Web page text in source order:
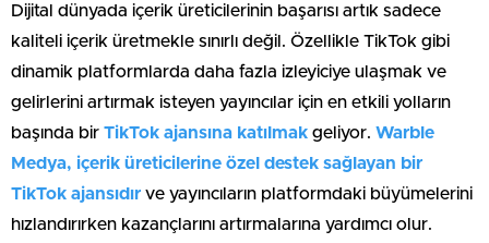
Dijital dünyada içerik üreticilerinin başarısı artık sadece
kaliteli içerik üretmekle sınırlı değil. Özellikle TikTok gibi
dinamik platformlarda daha fazla izleyiciye ulaşmak ve
gelirlerini artırmak isteyen yayıncılar için en etkili yolların
başında bir TikTok ajansına katılmak geliyor. Warble
Medya, içerik üreticilerine özel destek sağlayan bir
TikTok ajansıdır ve yayıncıların platformdaki büyümelerini
hızlandırırken kazançlarını artırmalarına yardımcı olur.